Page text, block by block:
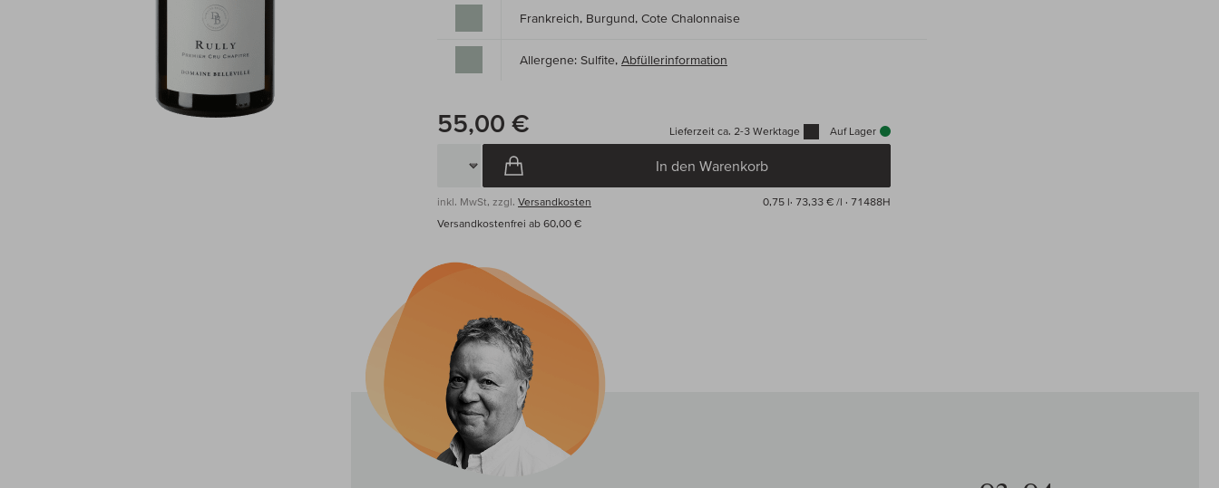
Frankreich, Burgund, Cote Chalonnaise
Allergene: Sulfite, Abfüllerinformation
55,00 € Lieferzeit ca. 2-3 Werktage Auf Lager
In den Warenkorb
inkl. MwSt, zzgl. Versandkosten 0,75 l· 73,33 € /l · 71488H
Versandkostenfrei ab 60,00 €